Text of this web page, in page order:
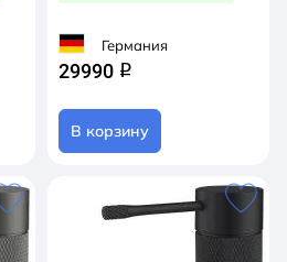
Германия
29990 q
В корзину